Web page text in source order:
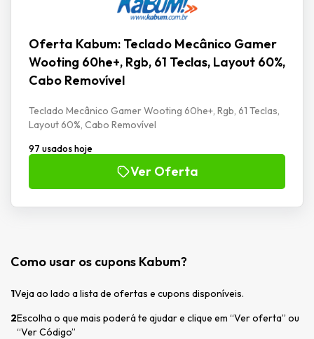
Oferta Kabum: Teclado Mecânico Gamer
Wooting 60he+, Rgb, 61 Teclas, Layout 60%,
Cabo Removível
Teclado Mecânico Gamer Wooting 60he+, Rgb, 61 Teclas,
Layout 60%, Cabo Removível
97 usados hoje
Ver Oferta
Como usar os cupons Kabum?
1Veja ao lado a lista de ofertas e cupons disponíveis.
2Escolha o que mais poderá te ajudar e clique em “Ver oferta” ou
“Ver Código”